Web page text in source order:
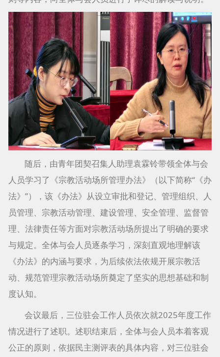
随后，由青年团契召集人助理袁霖铃带领全体与会
人员学习了《宗教活动场所管理办法》（以下简称“《办
法》”），该《办法》从设立审批和登记、管理组织、人
员管理、宗教活动管理、建设管理、安全管理、监督管
理、法律责任等方面对宗教活动场所提出了明确的要求
与规定。全体与会人员逐条学习，深刻直观地理解该
《办法》的内涵与要求，为后续依法依规开展宗教活
动、规范管理宗教活动场所奠定了坚实的思想基础和制
度认知。
会议最后，三位驻会工作人员依次就2025年度工作
情况进行了述职。述职结束后，全体与会人员本着客观
公正的原则，依据民主测评表的具体内容，对三位驻会